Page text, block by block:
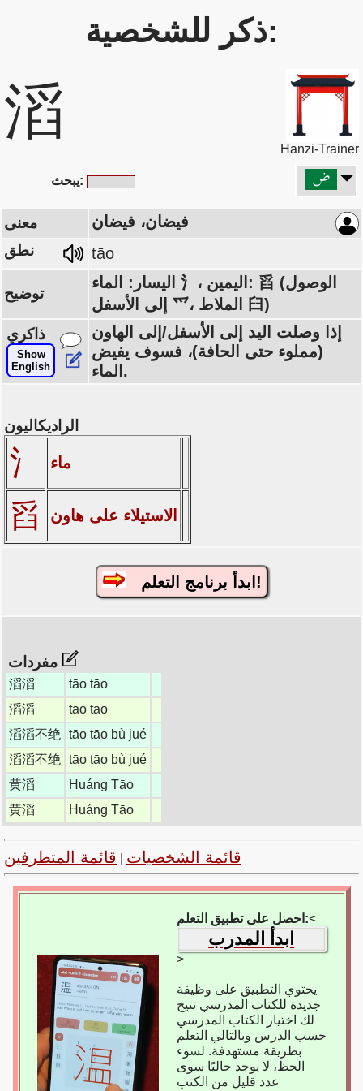
ذكر للشخصية:
滔
Hanzi-Trainer
يبحث:
معنى فيضان، فيضان
نطق tāo
توضيح
اليسار: الماء 氵، اليمين: 舀 (الوصول
إلى الأسفل 爫، الملاط 臼)
ذاكري
Show
English
إذا وصلت اليد إلى الأسفل/إلى الهاون
(مملوء حتى الحافة)، فسوف يفيض
الماء.
الراديكاليون
氵 ماء
舀 الاستيلاء على هاون
ابدأ برنامج التعلم!
滔滔
tāo tāo
滔滔
tāo tāo
滔滔不绝 tāo tāo bù jué
滔滔不绝 tāo tāo bù jué
黄滔
Huáng Tāo
黄滔
Huáng Tāo
قائمة الشخصيات قائمة المتطرفين
احصل على تطبيق التعلم:<
ابدأ المدرب
>
يحتوي التطبيق على وظيفة
جديدة للكتاب المدرسي تتيح
لك اختيار الكتاب المدرسي
حسب الدرس وبالتالي التعلم
بطريقة مستهدفة. لسوء
الحظ، لا يوجد حاليًا سوى
عدد قليل من الكتب